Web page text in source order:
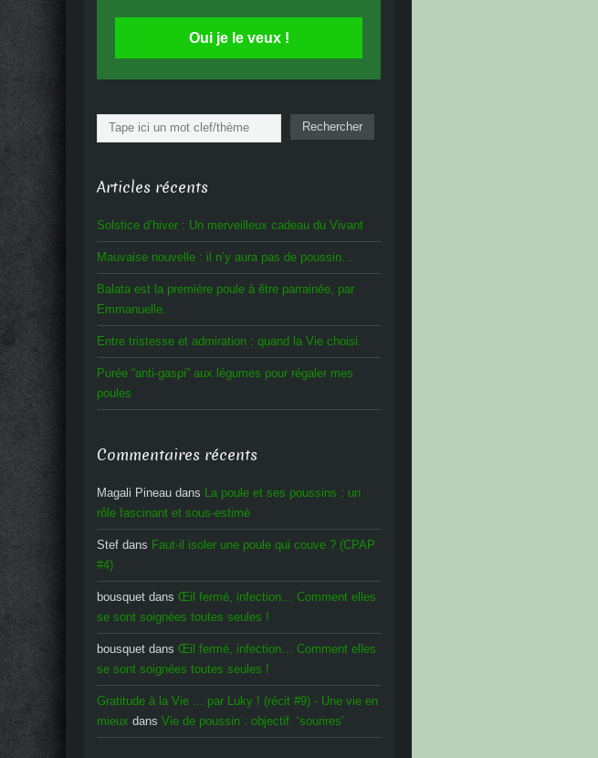
Oui je le veux !
Rechercher Rechercher
Articles récents
Solstice d’hiver : Un merveilleux cadeau du Vivant
Mauvaise nouvelle : il n’y aura pas de poussin…
Balata est la première poule à être parrainée, par
Emmanuelle.
Entre tristesse et admiration : quand la Vie choisi.
Purée “anti-gaspi” aux légumes pour régaler mes
poules
Commentaires récents
Magali Pineau dans La poule et ses poussins : un
rôle fascinant et sous-estimé
Stef dans Faut-il isoler une poule qui couve ? (CPAP
#4)
bousquet dans Œil fermé, infection… Comment elles
se sont soignées toutes seules !
bousquet dans Œil fermé, infection… Comment elles
se sont soignées toutes seules !
Gratitude à la Vie ... par Luky ! (récit #9) - Une vie en
mieux dans Vie de poussin : objectif ‘sourires’